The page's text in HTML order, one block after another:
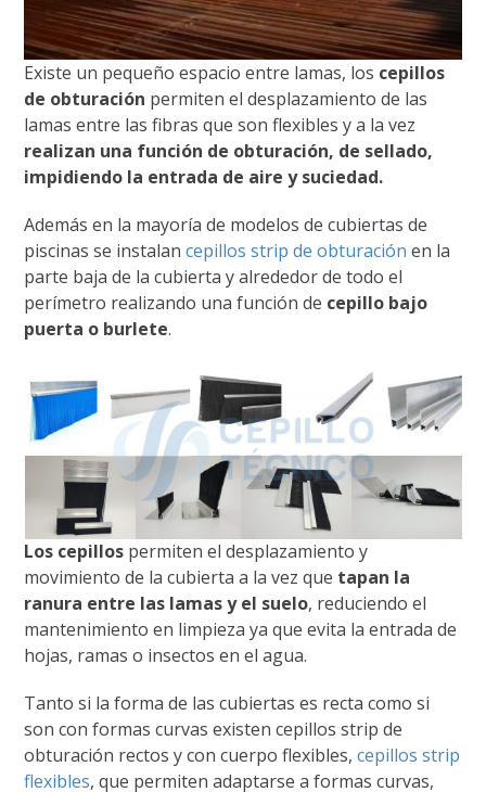
Existe un pequeño espacio entre lamas, los cepillos
de obturación permiten el desplazamiento de las
lamas entre las fibras que son flexibles y a la vez
realizan una función de obturación, de sellado,
impidiendo la entrada de aire y suciedad.
Además en la mayoría de modelos de cubiertas de
piscinas se instalancepillos strip de obturación en la
parte baja de la cubierta y alrededor de todo el
perímetro realizando una función de cepillo bajo
puerta o burlete.
Los cepillos permiten el desplazamiento y
movimiento de la cubierta a la vez que tapan la
ranura entre las lamas y el suelo, reduciendo el
mantenimiento en limpieza ya que evita la entrada de
hojas, ramas o insectos en el agua.
Tanto si la forma de las cubiertas es recta como si
son con formas curvas existen cepillos strip de
obturación rectos y con cuerpo flexibles,cepillos strip
flexibles, que permiten adaptarse a formas curvas,